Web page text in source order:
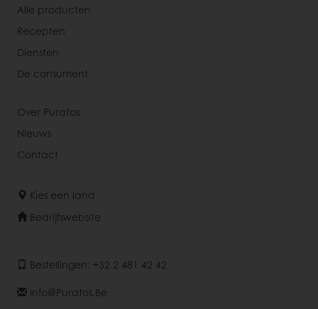
Alle producten
Recepten
Diensten
De consument
Over Puratos
Nieuws
Contact
Kies een land
Bedrijfswebsite
Bestellingen: +32 2 481 42 42
Info@puratos.be